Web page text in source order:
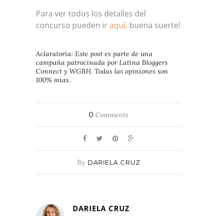
Para ver todos los detalles del
concurso pueden iraquí, buena suerte!
Aclaratoria: Este post es parte de una
campaña patrocinada por Latina Bloggers
Connect y WGBH. Todas las opiniones son
100% mías.
0 Comments
By DARIELA CRUZ
DARIELA CRUZ